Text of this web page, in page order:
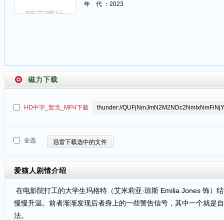
年 代 ：2023
磁力下载
HD中字_暂无_MP4下载
全选 迅雷下载选中的文件
爱猫人 剧情介绍
在电影院打工的大学生玛格特（艾米莉亚·琼斯 Emilia Jones 饰）
慢慢升温。前者渐渐发现后者身上的一些警告信号，其中一个就是
法。